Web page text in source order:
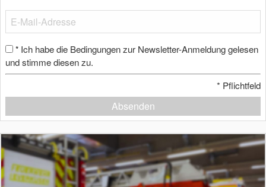
* Ich habe die Bedingungen zur Newsletter-Anmeldung gelesen
und stimme diesen zu.
* Pflichtfeld
Absenden